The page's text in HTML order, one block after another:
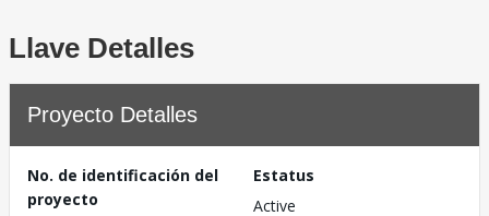
Llave Detalles
Proyecto Detalles
No. de identificación del
proyecto
Estatus
Active